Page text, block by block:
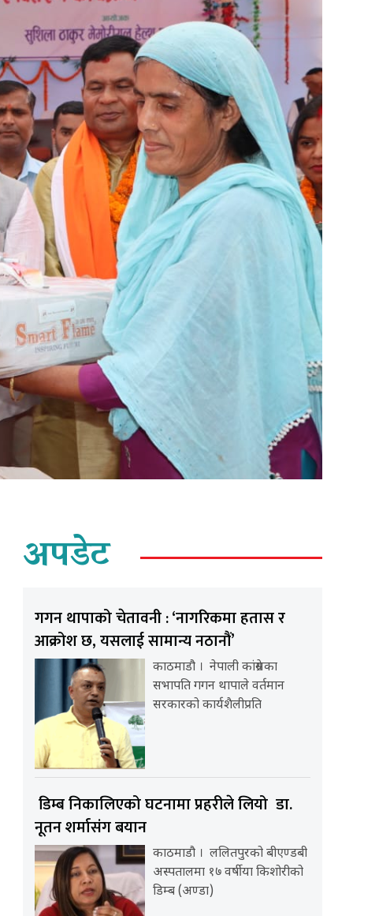
अपडेट
गगन थापाको चेतावनी : ‘नागरिकमा हतास र
आक्रोश छ, यसलाई सामान्य नठानौं’
काठमाडौ । नेपाली कांग्रेसका
सभापति गगन थापाले वर्तमान
सरकारको कार्यशैलीप्रति
डिम्ब निकालिएको घटनामा प्रहरीले लियो डा.
नूतन शर्मासंग बयान
काठमाडौ । ललितपुरको बीएण्डबी
अस्पतालमा १७ वर्षीया किशोरीको
डिम्ब (अण्डा)